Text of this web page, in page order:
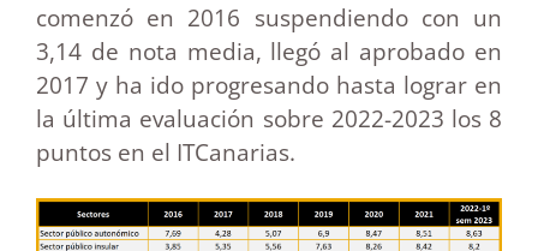
comenzó en 2016 suspendiendo con un
3,14 de nota media, llegó al aprobado en
2017 y ha ido progresando hasta lograr en
la última evaluación sobre 2022-2023 los 8
puntos en el ITCanarias.